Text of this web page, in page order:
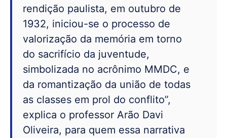
rendição paulista, em outubro de
1932, iniciou-se o processo de
valorização da memória em torno
do sacrifício da juventude,
simbolizada no acrônimo MMDC, e
da romantização da união de todas
as classes em prol do conflito”,
explica o professor Arão Davi
Oliveira, para quem essa narrativa